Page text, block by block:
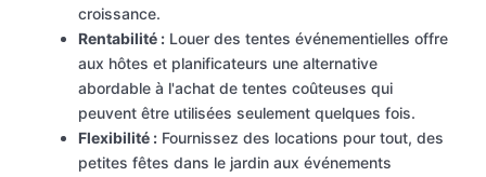
croissance.
Rentabilité : Louer des tentes événementielles offre
aux hôtes et planificateurs une alternative
abordable à l'achat de tentes coûteuses qui
peuvent être utilisées seulement quelques fois.
Flexibilité : Fournissez des locations pour tout, des
petites fêtes dans le jardin aux événements